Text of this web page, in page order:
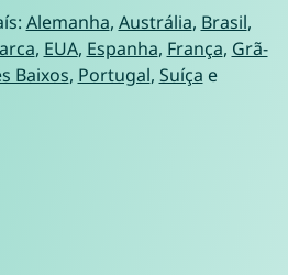
Alemanha, Austrália, Brasil,
, EUA, Espanha, França, Grã-
Baixos, Portugal, Suíça e